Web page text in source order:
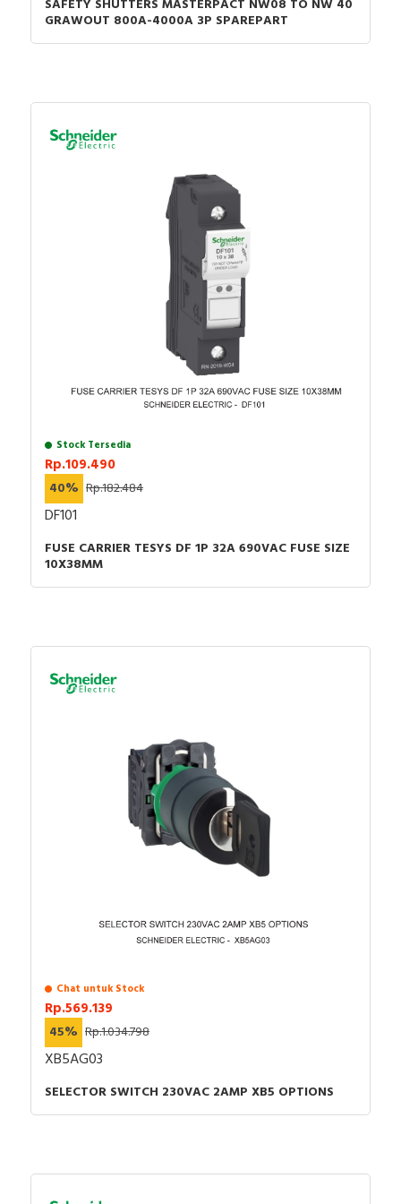
SAFETY SHUTTERS MASTERPACT NW08 TO NW 40
GRAWOUT 800A-4000A 3P SPAREPART
Stock Tersedia
Rp.109.490
40% Rp.182.484
DF101
FUSE CARRIER TESYS DF 1P 32A 690VAC FUSE SIZE
10X38MM
Chat untuk Stock
Rp.569.139
45% Rp.1.034.798
XB5AG03
SELECTOR SWITCH 230VAC 2AMP XB5 OPTIONS